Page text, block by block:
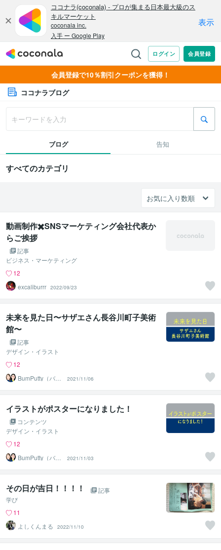
会員登録で10％割引クーポンを獲得！
ココナラブログ
ブログ 告知
すべてのカテゴリ
動画制作✖️SNSマーケティング会社代表か
らご挨拶
記事
ビジネス・マーケティング
12
excaliburrr 2022/09/23
未来を見た日〜サザエさん長谷川町子美術
館〜
記事
デザイン・イラスト
12
BumPutty（バン
2021/11/06
イラストがポスターになりました！
コンテンツ
デザイン・イラスト
12
BumPutty（バン
2021/11/03
その日が吉日！！！！
記事
学び
11
よしくんまる
2022/11/10